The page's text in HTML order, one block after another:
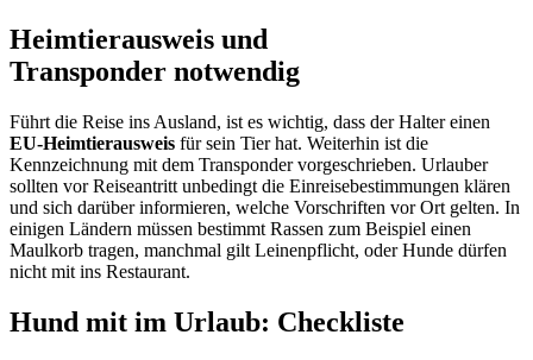
Heimtierausweis und
Transponder notwendig
Führt die Reise ins Ausland, ist es wichtig, dass der Halter einen
EU-Heimtierausweis für sein Tier hat. Weiterhin ist die
Kennzeichnung mit dem Transponder vorgeschrieben. Urlauber
sollten vor Reiseantritt unbedingt die Einreisebestimmungen klären
und sich darüber informieren, welche Vorschriften vor Ort gelten. In
einigen Ländern müssen bestimmt Rassen zum Beispiel einen
Maulkorb tragen, manchmal gilt Leinenpflicht, oder Hunde dürfen
nicht mit ins Restaurant.
Hund mit im Urlaub: Checkliste